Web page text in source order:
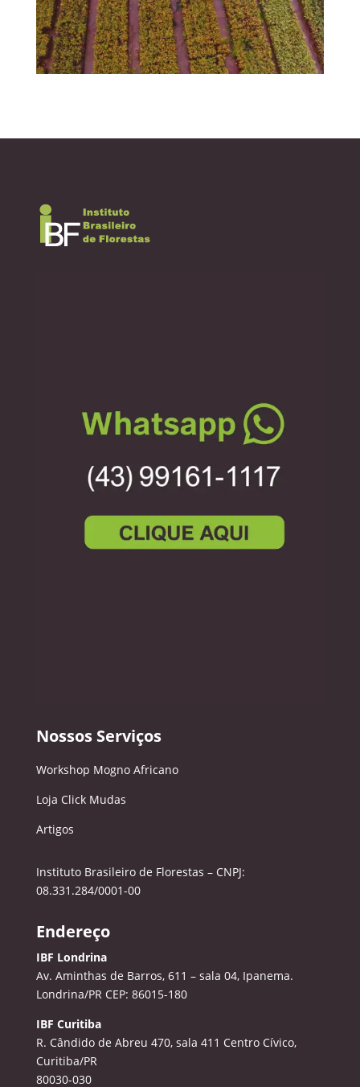
Nossos Serviços
Workshop Mogno Africano
Loja Click Mudas
Artigos
Instituto Brasileiro de Florestas – CNPJ:
08.331.284/0001-00
Endereço
IBF Londrina
Av. Aminthas de Barros, 611 – sala 04, Ipanema.
Londrina/PR CEP: 86015-180
IBF Curitiba
R. Cândido de Abreu 470, sala 411 Centro Cívico,
Curitiba/PR
80030-030